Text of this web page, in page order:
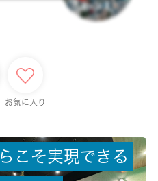
お気に入り
ら こ そ実現で き る